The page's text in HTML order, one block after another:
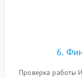
6.
Проверка работы